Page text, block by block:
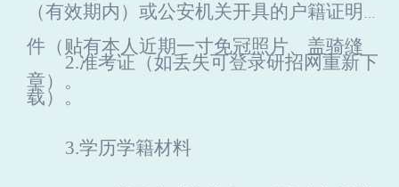
（有效期内）或公安机关开具的户籍证明原
件（贴有本人近期一寸免冠照片、盖骑缝
章）。
2.准考证（如丢失可登录研招网重新下
载）。
3.学历学籍材料